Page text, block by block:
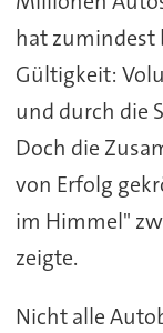
hat zumindest
Gültigkeit:
und durch die
Doch die
von Erfolg
im Himmel"
zeigte.
Nicht alle